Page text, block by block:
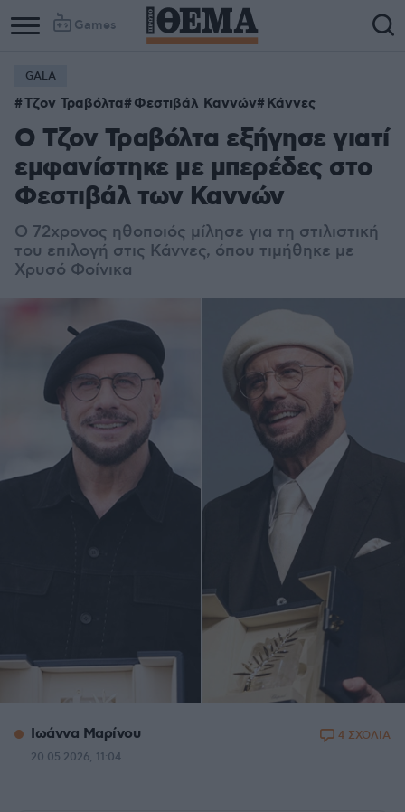
Games
GALA
Τζον Τραβόλτα Φεστιβάλ Καννών Κάννες
Ο Τζον Τραβόλτα εξήγησε γιατί
εμφανίστηκε με μπερέδες στο
Φεστιβάλ των Καννών
Ο 72χρονος ηθοποιός μίλησε για τη στιλιστική
του επιλογή στις Κάννες, όπου τιμήθηκε με
Χρυσό Φοίνικα
Ιωάννα Μαρίνου
20.05.2026, 11:04
4 ΣΧΟΛΙΑ